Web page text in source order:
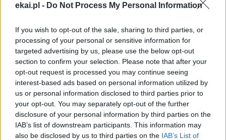
ekai.pl - Do Not Process My Personal Information
If you wish to opt-out of the sale, sharing to third parties, or
processing of your personal or sensitive information for
targeted advertising by us, please use the below opt-out
section to confirm your selection. Please note that after your
opt-out request is processed you may continue seeing
interest-based ads based on personal information utilized by
us or personal information disclosed to third parties prior to
your opt-out. You may separately opt-out of the further
disclosure of your personal information by third parties on the
IAB’s list of downstream participants. This information may
also be disclosed by us to third parties on the IAB’s List of
W Polsce jest ponad 10 tys. parafii. Pracuje w nich ok. 30
czynnych żyje 15, 6 tys. sióstr. Co niedziela chodzi do
kościoła 29, 02 proc. a komunię św. przyjmuje 14, 02
proc. wiernych. W ubiegłym roku 267, 2 tys. osób
przyjęło sakrament chrztu. Na religię uczęszcza ponad 78
proc. uczniów. Takie dane – za rok 2023 – ukazuje
najnowszy rocznik statystyczny Instytutu Statystyki
Kościoła Katolickiego „Annuarium Statisticum Ecclesia in
Polonia”. Publikacja zaprezentowana została dziś
podczas konferencji prasowej w siedzibie Sekretariatu
KEP w Warszawie.